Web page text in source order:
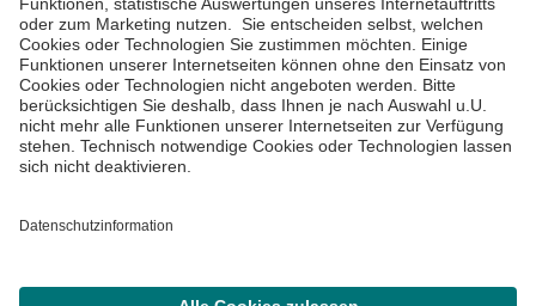
Impressum
Datenschutzinformationen
Barrierefreiheit